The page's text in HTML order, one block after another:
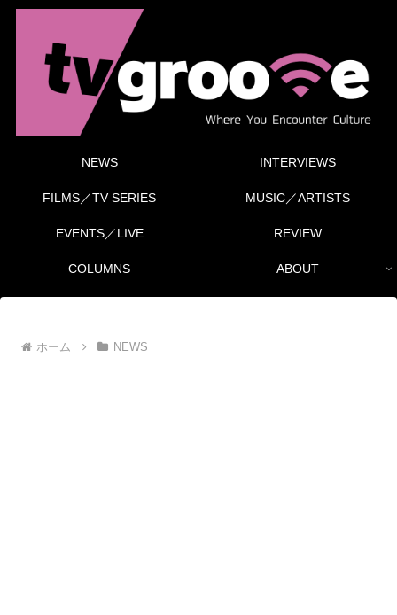
NEWS INTERVIEWS
FILMS／TV SERIES MUSIC／ARTISTS
EVENTS／LIVE REVIEW
COLUMNS ABOUT
ホーム NEWS